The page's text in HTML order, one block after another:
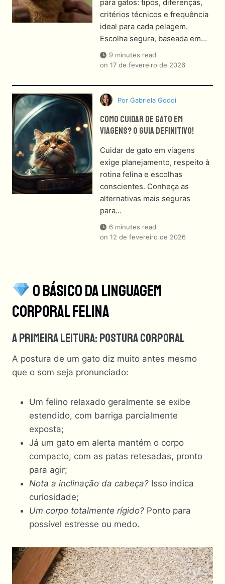
para gatos: tipos, diferenças,
critérios técnicos e frequência
ideal para cada pelagem.
Escolha segura, baseada em…
9 minutes read
on 17 de fevereiro de 2026
Como Cuidar De Gato Em
Viagens? O Guia Definitivo!
Por Gabriela Godoi
Cuidar de gato em viagens
exige planejamento, respeito à
rotina felina e escolhas
conscientes. Conheça as
alternativas mais seguras
para…
6 minutes read
on 12 de fevereiro de 2026
O Básico Da Linguagem
Corporal Felina
A Primeira Leitura: Postura Corporal
A postura de um gato diz muito antes mesmo
que o som seja pronunciado:
Um felino relaxado geralmente se exibe
estendido, com barriga parcialmente
exposta;
Já um gato em alerta mantém o corpo
compacto, com as patas retesadas, pronto
para agir;
Nota a inclinação da cabeça? Isso indica
curiosidade;
Um corpo totalmente rígido? Ponto para
possível estresse ou medo.